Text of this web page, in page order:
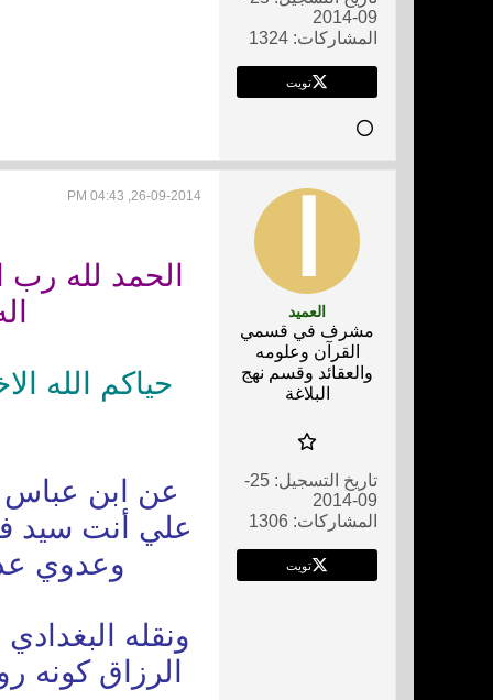
09-2014
المشاركات: 1324
تويت
العميد
مشرف في قسمي
القرآن وعلومه
والعقائد وقسم نهج
البلاغة
تاريخ التسجيل:
25-
09-2014
المشاركات: 1306
تويت
26-09-2014, 04:43 PM
الحمد لله
حياكم الله
عن ابن عباس
علي أنت سيد
وعدوي
ونقله
الرزاق كونه